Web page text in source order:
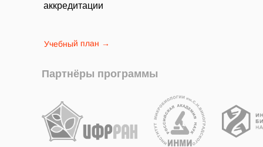
аккредитации
Учебный план →
Партнёры программы